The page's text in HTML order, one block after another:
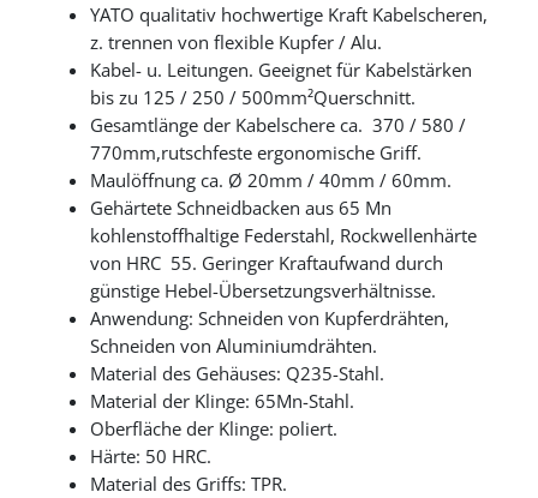
YATO qualitativ hochwertige Kraft Kabelscheren,
z. trennen von flexible Kupfer / Alu.
Kabel- u. Leitungen. Geeignet für Kabelstärken
bis zu 125 / 250 / 500mm²Querschnitt.
Gesamtlänge der Kabelschere ca. 370 / 580 /
770mm,rutschfeste ergonomische Griff.
Maulöffnung ca. Ø 20mm / 40mm / 60mm.
Gehärtete Schneidbacken aus 65 Mn
kohlenstoffhaltige Federstahl, Rockwellenhärte
von HRC 55. Geringer Kraftaufwand durch
günstige Hebel-Übersetzungsverhältnisse.
Anwendung: Schneiden von Kupferdrähten,
Schneiden von Aluminiumdrähten.
Material des Gehäuses: Q235-Stahl.
Material der Klinge: 65Mn-Stahl.
Oberfläche der Klinge: poliert.
Härte: 50 HRC.
Material des Griffs: TPR.